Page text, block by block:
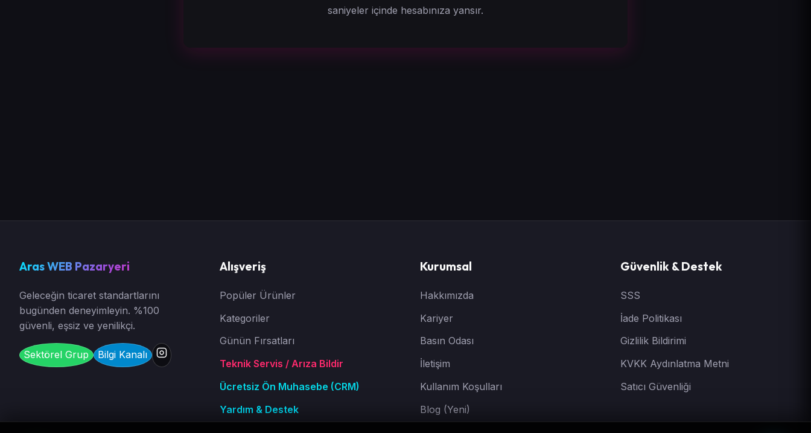
saniyeler içinde hesabınıza yansır.
Aras WEB Pazaryeri
Geleceğin ticaret standartlarını
bugünden deneyimleyin. %100
güvenli, eşsiz ve yenilikçi.
Sektörel Grup Bilgi Kanalı
Alışveriş
Popüler Ürünler
Kategoriler
Günün Fırsatları
Teknik Servis / Arıza Bildir
Ücretsiz Ön Muhasebe (CRM)
Yardım & Destek
Kurumsal
Hakkımızda
Kariyer
Basın Odası
İletişim
Kullanım Koşulları
Blog (Yeni)
Güvenlik & Destek
SSS
İade Politikası
Gizlilik Bildirimi
KVKK Aydınlatma Metni
Satıcı Güvenliği